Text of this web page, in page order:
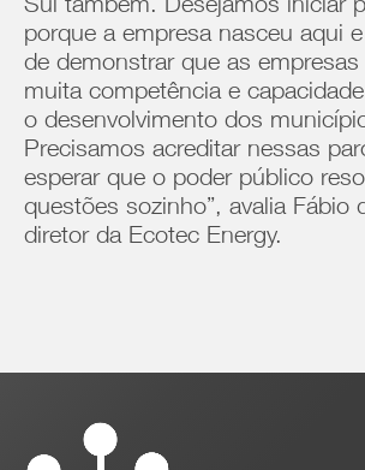
Sul também. Desejamos iniciar
porque a empresa nasceu aqui
de demonstrar que as
muita competência e
o desenvolvimento dos
Precisamos acreditar nessas
esperar que o poder público
questões sozinho”, avalia Fábio
diretor da Ecotec Energy.